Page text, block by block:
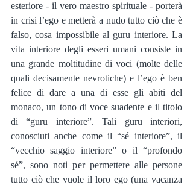
esteriore - il vero maestro spirituale - porterà
in crisi l’ego e metterà a nudo tutto ciò che è
falso, cosa impossibile al guru interiore. La
vita interiore degli esseri umani consiste in
una grande moltitudine di voci (molte delle
quali decisamente nevrotiche) e l’ego è ben
felice di dare a una di esse gli abiti del
monaco, un tono di voce suadente e il titolo
di “guru interiore”. Tali guru interiori,
conosciuti anche come il “sé interiore”, il
“vecchio saggio interiore” o il “profondo
sé”, sono noti per permettere alle persone
tutto ciò che vuole il loro ego (una vacanza